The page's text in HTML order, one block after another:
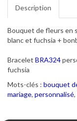
Description
Bouquet de fleurs en
blanc et fuchsia +
Bracelet BRA324
fuchsia
Mots-clés : bouquet
mariage, personnalisé,